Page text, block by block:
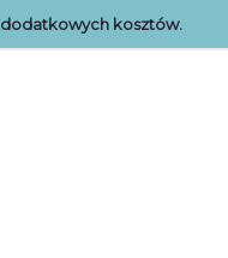
dodatkowych kosztów.